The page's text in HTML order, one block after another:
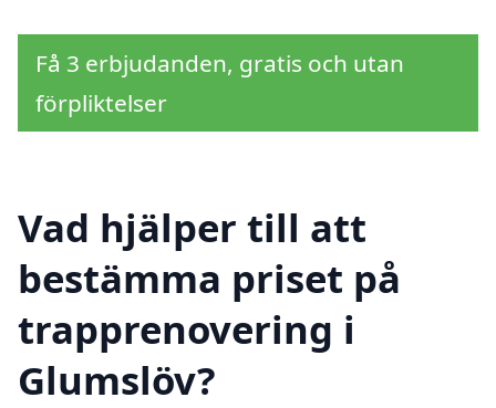
Få 3 erbjudanden, gratis och utan
förpliktelser
Vad hjälper till att
bestämma priset på
trapprenovering i
Glumslöv?